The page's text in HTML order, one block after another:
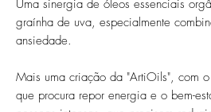
Uma sinergia de óleos essenciais
graínha de uva, especialmente
ansiedade.
Mais uma criação da "ArtiOils", com
que procura repor energia e o bem-